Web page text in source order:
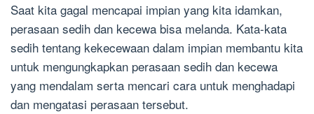
Saat kita gagal mencapai impian yang kita idamkan,
perasaan sedih dan kecewa bisa melanda. Kata-kata
sedih tentang kekecewaan dalam impian membantu kita
untuk mengungkapkan perasaan sedih dan kecewa
yang mendalam serta mencari cara untuk menghadapi
dan mengatasi perasaan tersebut.